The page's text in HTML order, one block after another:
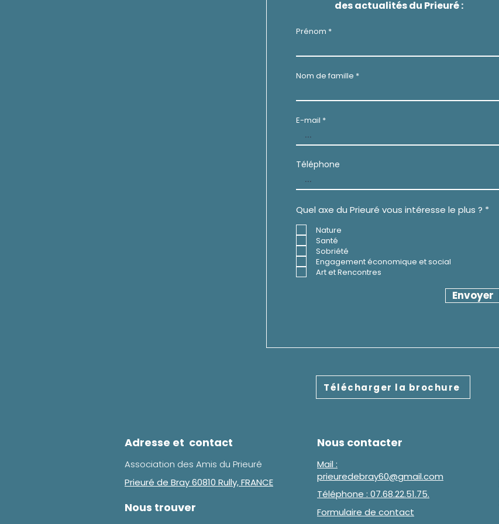
des actualités du Prieuré :
Prénom
Nom de famille
E-mail
Téléphone
Quel axe du Prieuré vous intéresse le plus ? *
r
e
Nature
Santé
Sobriété
Engagement économique et social
Art et Rencontres
Envoyer
Télécharger la brochure
Adresse et contact
Association des Amis du Prieuré
Prieuré de Bray 60810 Rully, FRANCE
Nous trouver
Nous contacter
Mail :
prieuredebray60@gmail.com
Téléphone : 07.68.22.51.75.
Formulaire de contact